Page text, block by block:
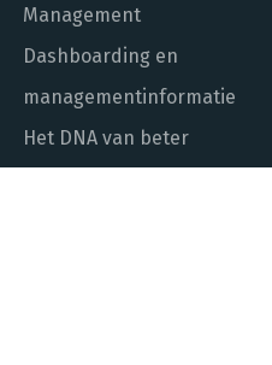
Management
Dashboarding en
managementinformatie
Het DNA van beter